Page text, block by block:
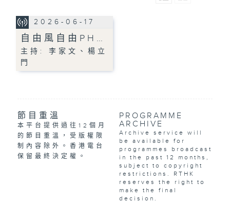
2026-06-17
自由風自由PH…
主持: 李家文、楊立
門
節目重溫
本平台提供過往12個月
的節目重溫，受版權限
制內容除外。香港電台
保留最終決定權。
PROGRAMME
ARCHIVE
Archive service will
be available for
programmes broadcast
in the past 12 months,
subject to copyright
restrictions. RTHK
reserves the right to
make the final
decision.